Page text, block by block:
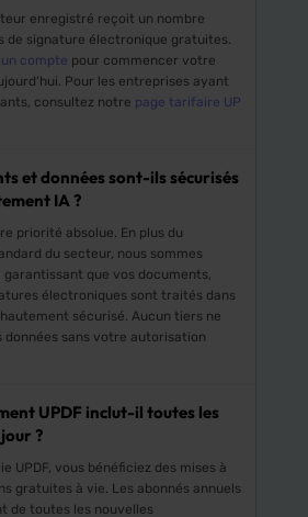
enregistré reçoit un nombre
de signature électronique gratuites.
compte pour commencer votre
Pour les entreprises ayant
consultez notre page tarifaire UP
et données sont-ils sécurisés
IA ?
priorité absolue. En plus du
du secteur, nous sommes
garantissant que vos documents,
électroniques sont traités dans
sécurisé. Aucun tiers ne
données sans votre autorisation
UPDF inclut-il toutes les
?
UPDF, vous bénéficiez des mises à
gratuites à vie. Les abonnés annuels
de toutes les nouvelles